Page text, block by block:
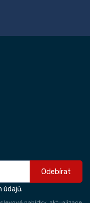
Odebírat
údajů.